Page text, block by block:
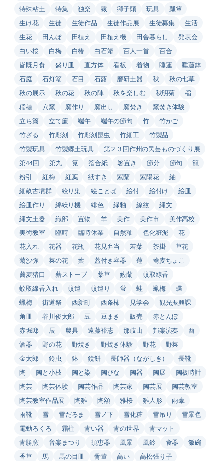
特殊粘土 特集 独楽 猿 獅子頭 玩具
瓢箪
生け花
生徒 生徒作品 生徒作品展 生徒募集
生活
生花
田んぼ 田植え 田植え機 田舎暮らし
発表会
白い桜
白梅 白椿 白石靖 百人一首
百合
皆既月食
盛り皿 直方体 看板 着物 睡蓮
睡蓮鉢
石庭
石灯篭 石目 石蕗 磨研土器 秋
秋の七草
秋の展示
秋の花 秋の陣 秋を楽しむ 秋明菊
稲
稲穂
穴窯 窯作り 窯出し 窯焚き
窯焚き体験
立ち簾
立て簾 端午 端午の節句 竹
竹かご
竹ざる
竹彫刻 竹彫刻昆虫 竹細工
竹製品
竹製玩具
竹製郷土玩具
第２３回作州の民芸ものづくり展
第44回
第九 筧 箔合紙 箸置き 節分 節句
籠
粉引
紅梅 紅葉 紙すき 紫蘭 紫陽花
紬
細畝古墳群
絞り染 絵ことば 絵付 絵付け
絵皿
絵皿作り
綿繰り機 緋色 緑釉 線紋
縄文
縄文土器
織部 置物 羊 美作 美作市
美作高校
美術教室
臨時 臨時休業 自然釉 色化粧泥
花
花入れ
花器 花瓶 花見弁当 若葉 茶掛
草花
菊沙弥
菜の花 葉 蓋付き容器 蓮
蕎麦ちょこ
蕎麦猪口
薪ストーブ 薬草 藪蘭
蚊取線香
蚊取線香入れ
蚊遣 蚊遣り 蛍 蛙 蝋梅
蝶
蠟梅
街道祭 西新町 西条柿 見学会
観光振興課
角皿
谷川俊太郎 豆 豆まき 販売
赤とんぼ
赤堀邸
辰 農具 遠藤裕志 那岐山 邦楽演奏
酉
酒器
野の花 野焼き 野焼き体験 野花
野菜
金太郎
鈴虫 鉢 鏡餅 長師器（ながしき）
長靴
陶
陶と小枝 陶と染 陶びな 陶器 陶展
陶板時計
陶芸
陶芸体験 陶芸作品 陶芸家 陶芸展
陶芸教室
陶芸教室作品展
陶雛 陶額 雅桜 雛人形
雨傘
雨靴
雪 雪だるま 雪ノ下 雪化粧 雪吊り
雪景色
電動ろくろ
霜柱 青い器 青の世界
青マット
青勝窯
音楽まつり 須恵器 風景 風鈴 食器
飯碗
香草
馬 馬の目皿 骨董 高い
高松張り子